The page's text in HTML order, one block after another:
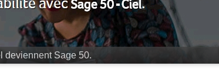
Equipez-vous dès maintenant !